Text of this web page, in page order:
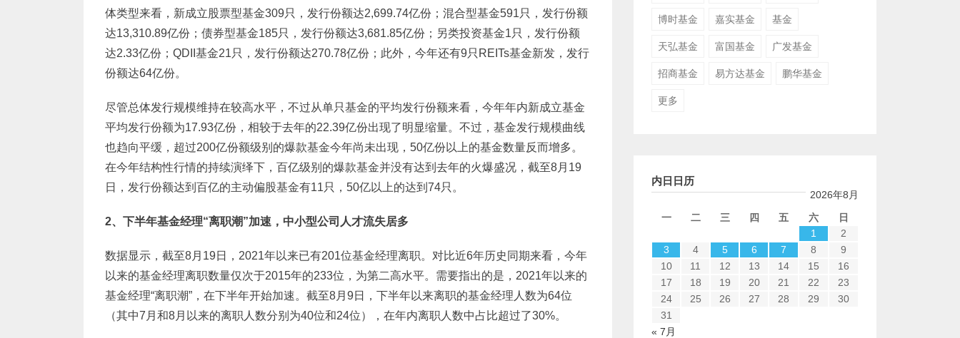
体类型来看，新成立股票型基金309只，发行份额达2,699.74亿份；混合型基金591只，发行份额
达13,310.89亿份；债券型基金185只，发行份额达3,681.85亿份；另类投资基金1只，发行份额
达2.33亿份；QDII基金21只，发行份额达270.78亿份；此外，今年还有9只REITs基金新发，发行
份额达64亿份。
尽管总体发行规模维持在较高水平，不过从单只基金的平均发行份额来看，今年年内新成立基金
平均发行份额为17.93亿份，相较于去年的22.39亿份出现了明显缩量。不过，基金发行规模曲线
也趋向平缓，超过200亿份额级别的爆款基金今年尚未出现，50亿份以上的基金数量反而增多。
在今年结构性行情的持续演绎下，百亿级别的爆款基金并没有达到去年的火爆盛况，截至8月19
日，发行份额达到百亿的主动偏股基金有11只，50亿以上的达到74只。
2、下半年基金经理“离职潮”加速，中小型公司人才流失居多
数据显示，截至8月19日，2021年以来已有201位基金经理离职。对比近6年历史同期来看，今年
以来的基金经理离职数量仅次于2015年的233位，为第二高水平。需要指出的是，2021年以来的
基金经理“离职潮”，在下半年开始加速。截至8月9日，下半年以来离职的基金经理人数为64位
（其中7月和8月以来的离职人数分别为40位和24位），在年内离职人数中占比超过了30%。
博时基金 嘉实基金 基金
天弘基金 富国基金 广发基金
招商基金 易方达基金 鹏华基金
更多
内日日历
2026年8月
一
二 三 四 五 六
日
1
2
3
4 5 6 7 8
9
10
11 12 13 14 15
16
17
18 19 20 21 22
23
24
25 26 27 28 29
30
31
« 7月